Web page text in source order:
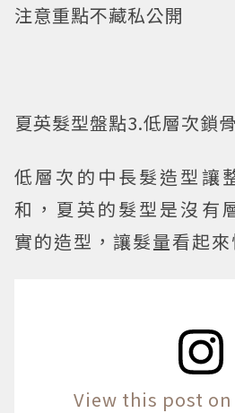
注意重點不藏私公開
夏英髮型盤點3.低層次鎖
低層次的中長髮造型讓
和，夏英的髮型是沒有
實的造型，讓髮量看起來
View this post